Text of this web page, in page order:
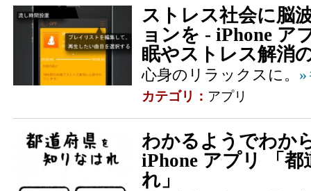
ストレス社会に脳
ョンを - iPhone ア
眠やストレス解消
心身のリラックスに。
カテゴリ： アプリ
わかるようでわか
iPhone アプリ 「
れ」